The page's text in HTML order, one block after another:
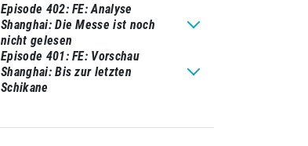
Episode 402 FE: Analyse
Shanghai: Die Messe ist noch
nicht gelesen
Episode 401 FE: Vorschau
Shanghai: Bis zur letzten
Schikane